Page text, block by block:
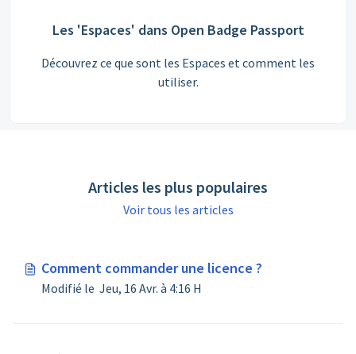
Les 'Espaces' dans Open Badge Passport
Découvrez ce que sont les Espaces et comment les
utiliser.
Articles les plus populaires
Voir tous les articles
Comment commander une licence ?
Modifié le Jeu, 16 Avr. à 4:16 H